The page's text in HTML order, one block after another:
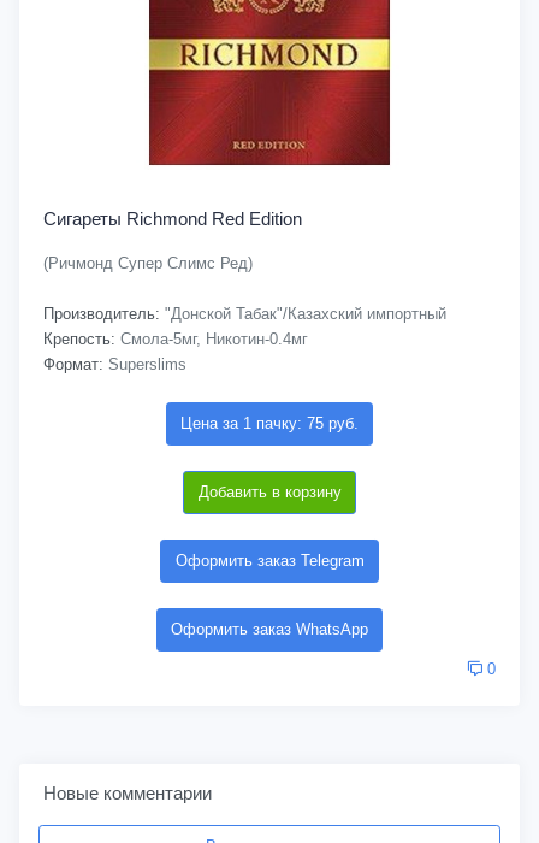
Сигареты Richmond Red Edition
(Ричмонд Супер Слимс Ред)
Производитель: "Донской Табак"/Казахский импортный
Крепость: Смола-5мг, Никотин-0.4мг
Формат: Superslims
Цена за 1 пачку: 75 руб.
Добавить в корзину
Оформить заказ Telegram
Оформить заказ WhatsApp
0
Новые комментарии